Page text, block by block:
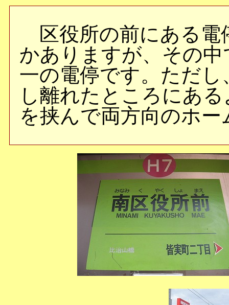
区役所の前にある電
かありますが、その
一の電停です。ただ
し離れたところにあ
を挟んで両方向のホ